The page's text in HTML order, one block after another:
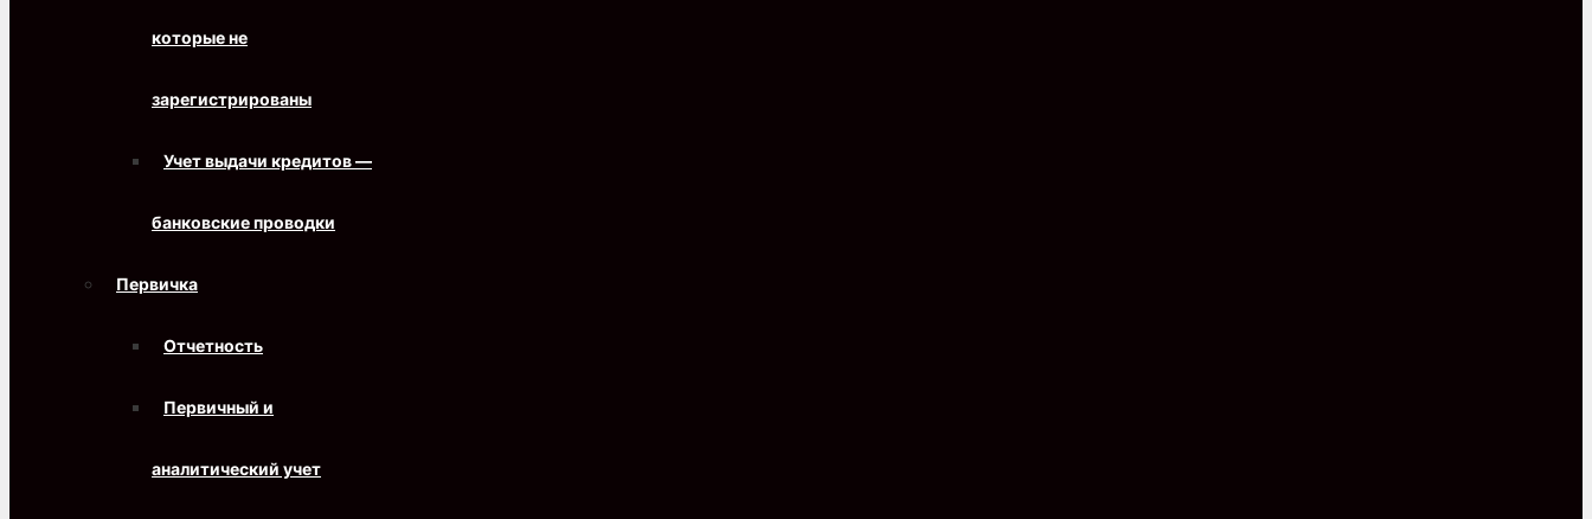
которые не
зарегистрированы
Учет выдачи кредитов —
банковские проводки
Первичка
Отчетность
Первичный и
аналитический учет